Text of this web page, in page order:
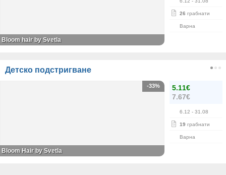
26 грабнати
Варна
Bloom hair by Svetla
Детско подстригване
5.11€
7.67€
6.12 - 31.08
19 грабнати
Варна
-33%
Bloom Hair by Svetla